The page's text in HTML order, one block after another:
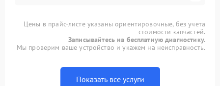
Цены в прайс-листе указаны ориентировочные, без учета
стоимости запчастей.
Записывайтесь на бесплатную диагностику.
Мы проверим ваше устройство и укажем на неисправность.
Показать все услуги